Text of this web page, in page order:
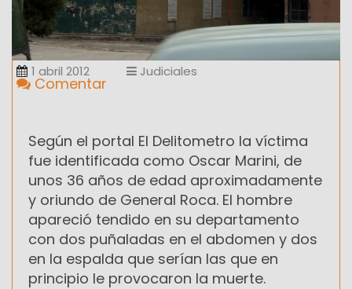
1 abril 2012 Judiciales
Comentar
Según el portal El Delitometro la víctima
fue identificada como Oscar Marini, de
unos 36 años de edad aproximadamente
y oriundo de General Roca. El hombre
apareció tendido en su departamento
con dos puñaladas en el abdomen y dos
en la espalda que serían las que en
principio le provocaron la muerte.